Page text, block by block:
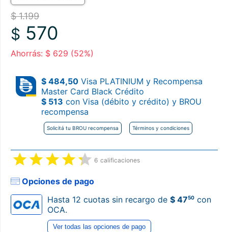
$ 1.199
$ 570
Ahorrás: $ 629 (52%)
$ 484,50 Visa PLATINIUM y Recompensa
Master Card Black Crédito
$ 513 con Visa (débito y crédito) y BROU
recompensa
Solicitá tu BROU recompensa Términos y condiciones
6 calificaciones
Opciones de pago
Hasta 12 cuotas sin recargo de $ 4750 con
OCA.
Ver todas las opciones de pago